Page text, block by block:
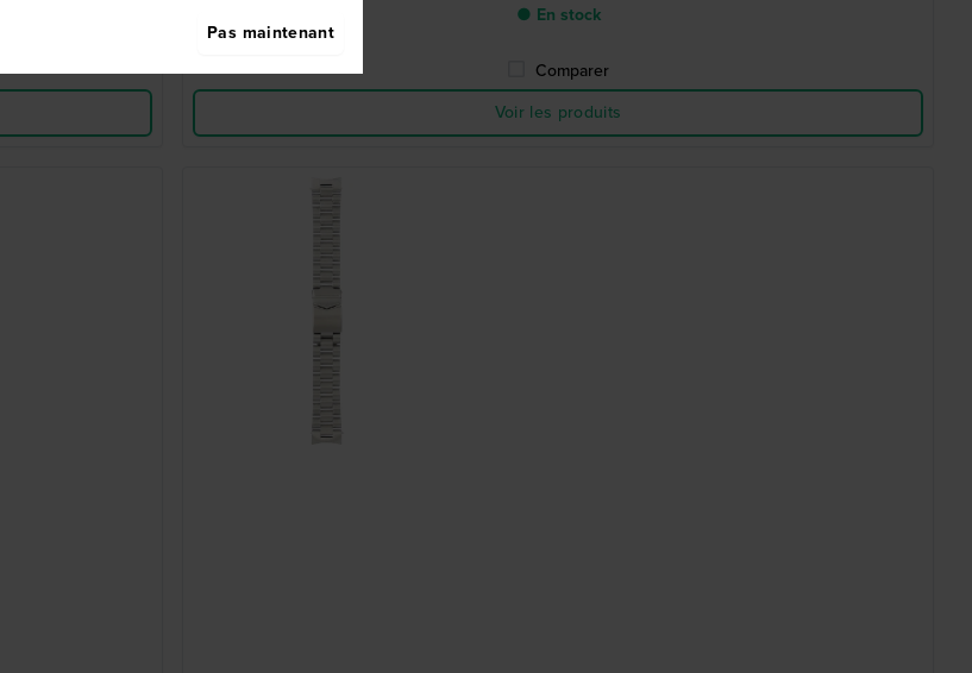
● En stock
Comparer
Voir les produits
Pas maintenant